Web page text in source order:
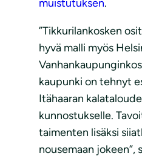
muistutuksen.
”Tikkurilankosken
hyvä malli myös
kaupunki on tehnyt
Itähaaran
kunnostukselle.
taimenten lisäksi
nousemaan jokeen”,